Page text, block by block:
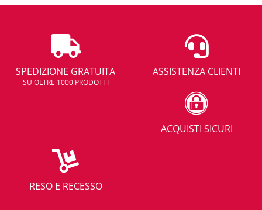
SPEDIZIONE GRATUITA
SU OLTRE 1000 PRODOTTI
ASSISTENZA CLIENTI
ACQUISTI SICURI
RESO E RECESSO